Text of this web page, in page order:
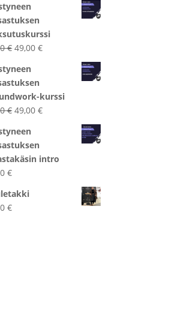
oli:
89,00 €.
€ Alkuperäinen
oli:
89,00 €.
49,00€Nykyinen
kurssi
€ Alkuperäinen
oli:
89,00 €.
49,00€Nykyinen
intro
€
€